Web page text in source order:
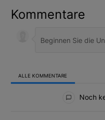
Kommentare
ALLE KOMMENTARE
Noch